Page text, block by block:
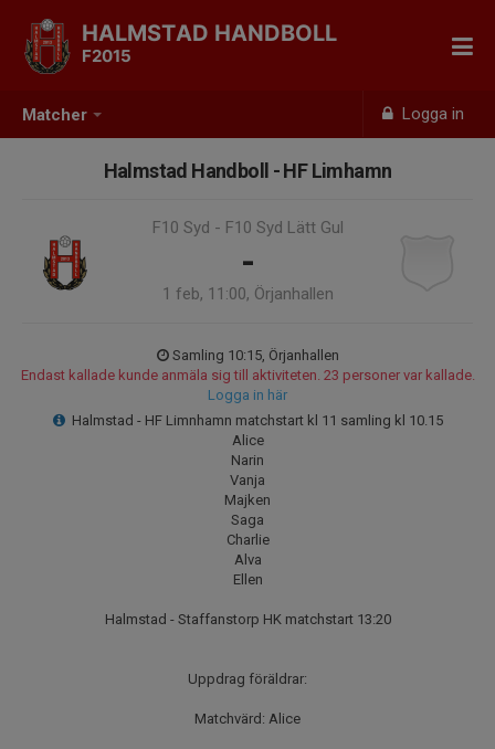
Matcher Logga in
HALMSTAD HANDBOLL
F2015
Halmstad Handboll - HF Limhamn
F10 Syd - F10 Syd Lätt Gul
-
1 feb, 11:00, Örjanhallen
Samling 10:15, Örjanhallen
Endast kallade kunde anmäla sig till aktiviteten. 23 personer var kallade.
Logga in här
Halmstad - HF Limnhamn matchstart kl 11 samling kl 10.15
Alice
Narin
Vanja
Majken
Saga
Charlie
Alva
Ellen
Halmstad - Staffanstorp HK matchstart 13:20
Uppdrag föräldrar:
Matchvärd: Alice